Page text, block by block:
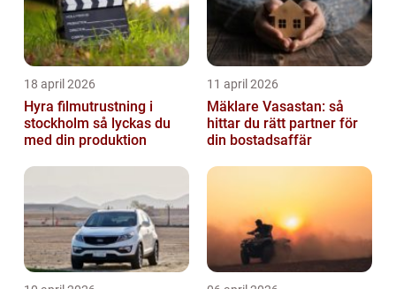
18 april 2026
Hyra filmutrustning i
stockholm så lyckas du
med din produktion
11 april 2026
Mäklare Vasastan: så
hittar du rätt partner för
din bostadsaffär